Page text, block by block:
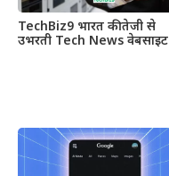
TechBiz9 भारत की तेजी से
उभरती Tech News वेबसाइट